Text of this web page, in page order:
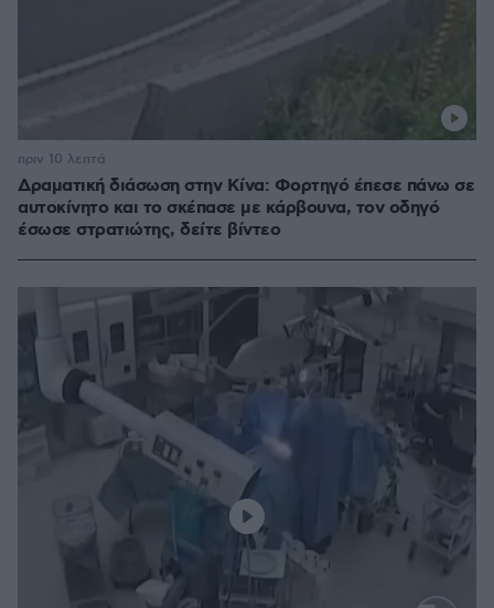
Δραματική διάσωση στην Κίνα: Φορτηγό έπεσε πάνω σε
αυτοκίνητο και το σκέπασε με κάρβουνα, τον οδηγό
έσωσε στρατιώτης, δείτε βίντεο
πριν 10 λεπτά